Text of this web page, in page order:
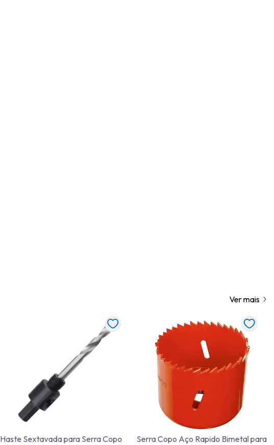
Ver mais
Haste Sextavada para Serra Copo
Serra Copo Aço Rapido Bimetal para